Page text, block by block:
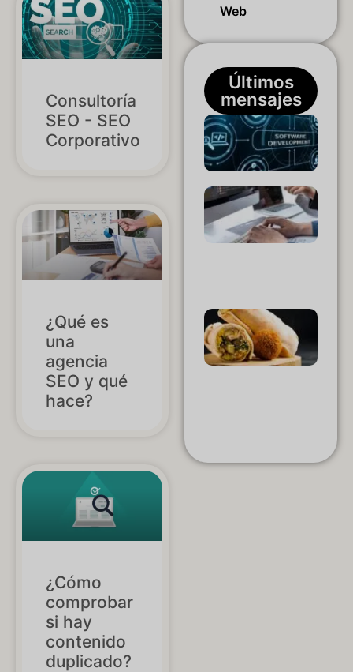
Consultoría
SEO - SEO
Corporativo
¿Qué es
una
agencia
SEO y qué
hace?
¿Cómo
comprobar
si hay
contenido
duplicado?
Web
Últimos
mensajes